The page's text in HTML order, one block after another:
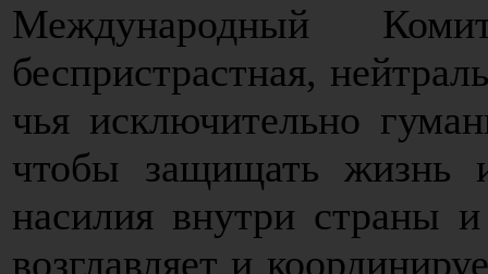
Международный
беспристрастная,
чья исключительно
чтобы защищать жизнь
насилия внутри страны
возглавляет и